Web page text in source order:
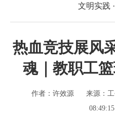
文明实践
热血竞技展风
魂｜教职工
作者：许效源 来源：
08:49:15